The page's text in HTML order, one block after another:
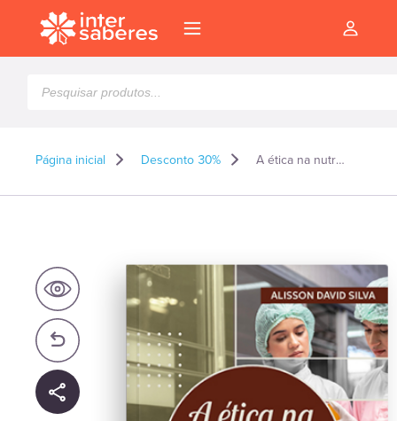
produtos
Página inicial Desconto 30% A ética na nutrição princípios e valores a serem seguidos pelo profissional